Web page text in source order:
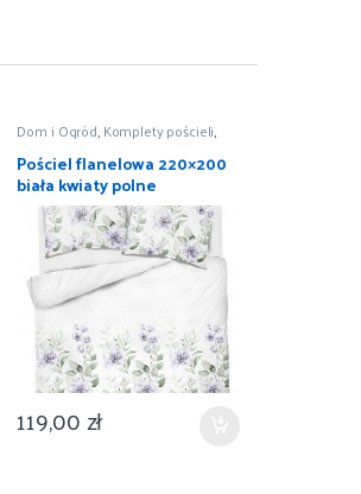
Dom i Ogród,Komplety pościeli,
Pościel i koce,Wyposażenie
Pościel flanelowa 220×200
biała kwiaty polne
119,00zł